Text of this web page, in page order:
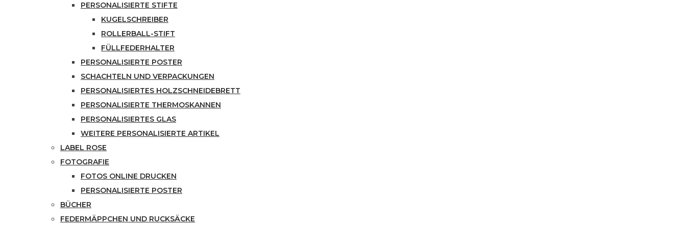
PERSONALISIERTE STIFTE
KUGELSCHREIBER
ROLLERBALL-STIFT
FÜLLFEDERHALTER
PERSONALISIERTE POSTER
SCHACHTELN UND VERPACKUNGEN
PERSONALISIERTES HOLZSCHNEIDEBRETT
PERSONALISIERTE THERMOSKANNEN
PERSONALISIERTES GLAS
WEITERE PERSONALISIERTE ARTIKEL
LABEL ROSE
FOTOGRAFIE
FOTOS ONLINE DRUCKEN
PERSONALISIERTE POSTER
BÜCHER
FEDERMÄPPCHEN UND RUCKSÄCKE